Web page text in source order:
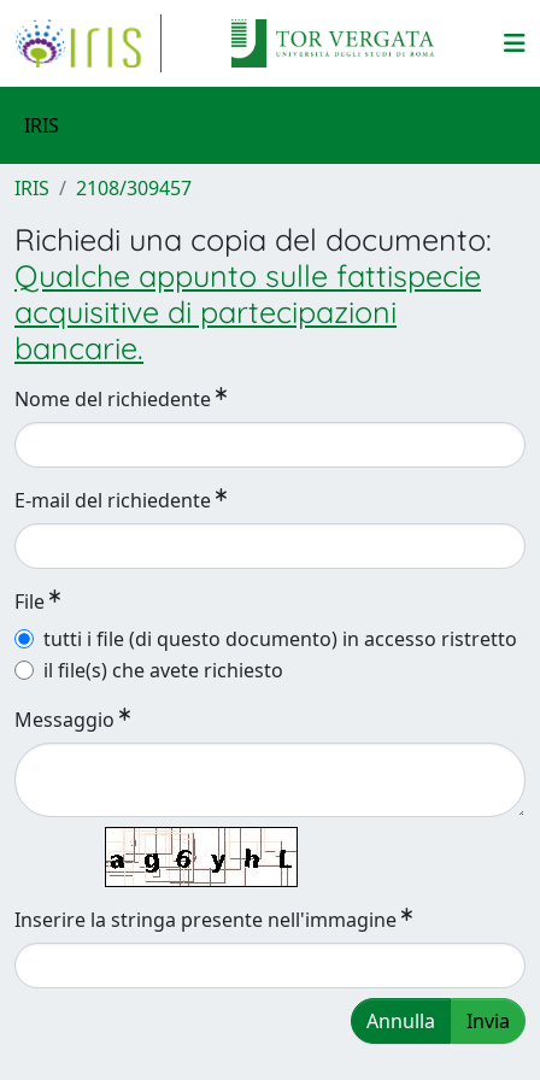
IRIS
IRIS 2108/309457
Richiedi una copia del documento:
Qualche appunto sulle fattispecie
acquisitive di partecipazioni
bancarie.
Nome del richiedente
E-mail del richiedente
File
tutti i file (di questo documento) in accesso ristretto
il file(s) che avete richiesto
Messaggio
Inserire la stringa presente nell'immagine
Annulla Invia